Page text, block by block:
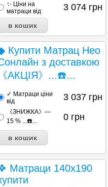
✨ Ціни на
матраци від
3 074 грн
Купити Матрац Нео
з доставкою
《АКЦІЯ》...☎️...
✓ Матраци ціни
від
3 037 грн
《ЗНИЖКА》—
15 % ...☎️...
0 грн
Матраци 140х190